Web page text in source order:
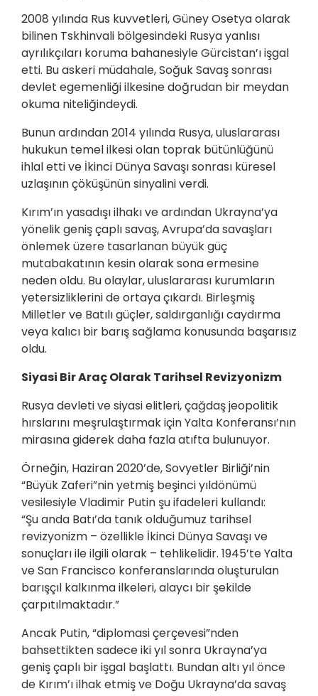
2008 yılında Rus kuvvetleri, Güney Osetya olarak
bilinen Tskhinvali bölgesindeki Rusya yanlısı
ayrılıkçıları koruma bahanesiyle Gürcistan’ı işgal
etti. Bu askeri müdahale, Soğuk Savaş sonrası
devlet egemenliği ilkesine doğrudan bir meydan
okuma niteliğindeydi.
Bunun ardından 2014 yılında Rusya, uluslararası
hukukun temel ilkesi olan toprak bütünlüğünü
ihlal etti ve İkinci Dünya Savaşı sonrası küresel
uzlaşının çöküşünün sinyalini verdi.
Kırım’ın yasadışı ilhakı ve ardından Ukrayna’ya
yönelik geniş çaplı savaş, Avrupa’da savaşları
önlemek üzere tasarlanan büyük güç
mutabakatının kesin olarak sona ermesine
neden oldu. Bu olaylar, uluslararası kurumların
yetersizliklerini de ortaya çıkardı. Birleşmiş
Milletler ve Batılı güçler, saldırganlığı caydırma
veya kalıcı bir barış sağlama konusunda başarısız
oldu.
Siyasi Bir Araç Olarak Tarihsel Revizyonizm
Rusya devleti ve siyasi elitleri, çağdaş jeopolitik
hırslarını meşrulaştırmak için Yalta Konferansı’nın
mirasına giderek daha fazla atıfta bulunuyor.
Örneğin, Haziran 2020’de, Sovyetler Birliği’nin
“Büyük Zaferi”nin yetmiş beşinci yıldönümü
vesilesiyle Vladimir Putin şu ifadeleri kullandı:
“Şu anda Batı’da tanık olduğumuz tarihsel
revizyonizm – özellikle İkinci Dünya Savaşı ve
sonuçları ile ilgili olarak – tehlikelidir. 1945’te Yalta
ve San Francisco konferanslarında oluşturulan
barışçıl kalkınma ilkeleri, alaycı bir şekilde
çarpıtılmaktadır.”
Ancak Putin, “diplomasi çerçevesi”nden
bahsettikten sadece iki yıl sonra Ukrayna’ya
geniş çaplı bir işgal başlattı. Bundan altı yıl önce
de Kırım’ı ilhak etmiş ve Doğu Ukrayna’da savaş